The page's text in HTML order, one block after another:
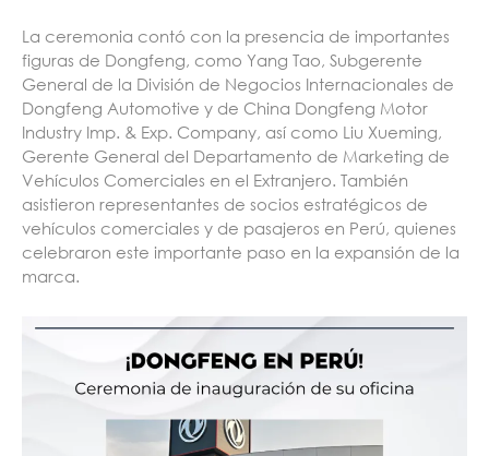
La ceremonia contó con la presencia de importantes
figuras de Dongfeng, como Yang Tao, Subgerente
General de la División de Negocios Internacionales de
Dongfeng Automotive y de China Dongfeng Motor
Industry Imp. & Exp. Company, así como Liu Xueming,
Gerente General del Departamento de Marketing de
Vehículos Comerciales en el Extranjero. También
asistieron representantes de socios estratégicos de
vehículos comerciales y de pasajeros en Perú, quienes
celebraron este importante paso en la expansión de la
marca.